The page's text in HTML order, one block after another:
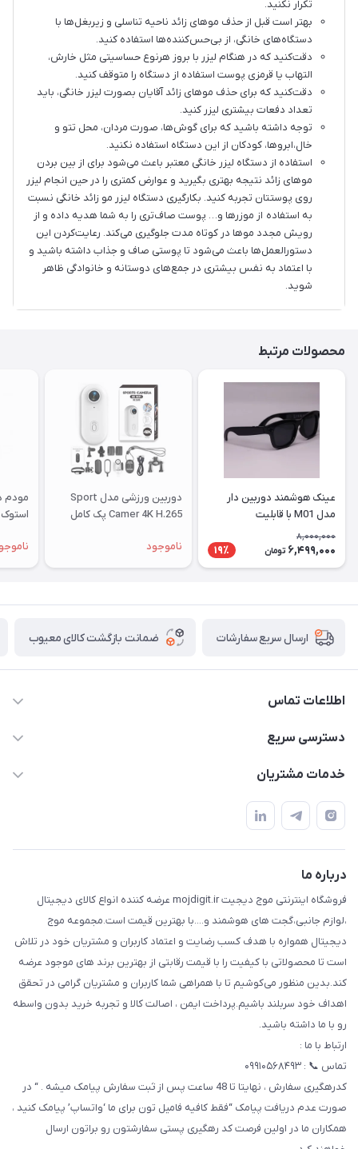
تکرار نکنید.
بهتر است قبل از حذف موهای زائد ناحیه تناسلی و زیربغل‌ها با
دستگاه‌های خانگی، از بی‌حس‌کننده‌ها استفاده‌ کنید.
دقت‌کنید که در هنگام لیزر با بروز هرنوع حساسیتی مثل خارش،
التهاب یا قرمزی پوست استفاده از دستگاه را متوقف‌ کنید.
دقت‌کنید که برای حذف موهای زائد آقایان بصورت لیزر خانگی، باید
تعداد دفعات بیشتری لیزر‌ کنید.
توجه داشته باشید که برای گوش‌ها، صورت مردان، محل تتو و
خال،ابروها، کودکان از این دستگاه استفاده نکنید.
استفاده از دستگاه‌ لیزر خانگی معتبر باعث‌ می‌شود برای از بین بردن
موهای زائد نتیجه بهتری بگیرید و عوارض کمتری را در حین انجام لیزر
روی پوستتان تجربه کنید. بکارگیری دستگاه لیزر مو زائد خانگی نسبت
به استفاده از موزر‌ها و… پوست صاف‌تری را به شما هدیه داده و از
رویش مجدد مو‌ها در کوتاه مدت جلوگیری می‌کند. رعایت‌کردن این
دستورالعمل‌ها باعث می‌شود تا پوستی صاف و جذاب داشته باشید و
با اعتماد به نفس بیشتری در جمع‌های دوستانه و خانوادگی ظاهر
شوید.
محصولات مرتبط
عینک هوشمند دوربین دار
مدل M01 با قابلیت
فیلم‌برداری ۴K
8,000,000
6,499,000 تومان 19٪
دوربین ورزشی مدل Sport
Camer 4K H.265 پک کامل
ناموجود
ارسال سریع سفارشات ضمانت بازگشت کالای معیوب
اطلاعات تماس
واتساپ و تماس 09910568493
دسترسی سریع
حساب کاربری
درباره ما
تماس با ما
خدمات مشتریان
قوانین و مقررات
حریم خصوصی
درباره ما
فروشگاه اینترنتی موج دیجیت mojdigit.ir عرضه کننده انواع کالای دیجیتال
،لوازم جانبی،گجت های هوشمند و....با بهترین قیمت است.مجموعه موج
دیجیتال همواره با هدف کسب رضایت و اعتماد کاربران و مشتریان خود در تلاش
است تا محصولاتی با کیفیت را با قیمت رقابتی از بهترین برند های موجود عرضه
کند.بدین منظور می‌کوشیم تا با همراهی شما کاربران و مشتریان گرامی در تحقق
اهداف خود سربلند باشیم.پرداخت ایمن ، اصالت کالا و تجربه خرید بدون واسطه
رو با ما داشته باشید.
ارتباط با ما :
تماس 📞 : ۰۹۹۱۰۵۶۸۴۹۳
کدرهگیری سفارش ، نهایتا تا 48 ساعت پس از ثبت سفارش پیامک میشه . “ در
صورت عدم دریافت پیامک “فقط کافیه فامیل تون برای ما ‘واتساپ’ پیامک کنید ،
همکاران ما در اولین فرصت کد رهگیری پستی سفارشتون رو براتون ارسال